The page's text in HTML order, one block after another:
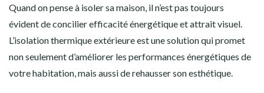
Quand on pense à isoler sa maison, il n’est pas toujours
évident de concilier efficacité énergétique et attrait visuel.
L’isolation thermique extérieure est une solution qui promet
non seulement d’améliorer les performances énergétiques de
votre habitation, mais aussi de rehausser son esthétique.